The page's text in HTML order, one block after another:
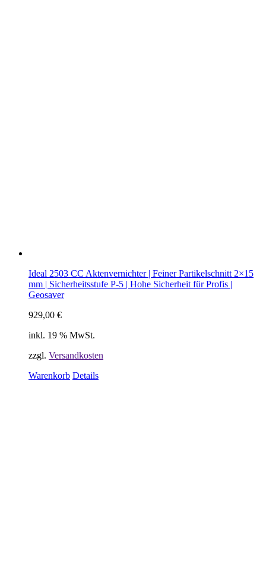
Ideal 2503 CC Aktenvernichter | Feiner Partikelschnitt 2×15
mm | Sicherheitsstufe P-5 | Hohe Sicherheit für Profis |
Geosaver
929,00 €
inkl. 19 % MwSt.
zzgl. Versandkosten
Warenkorb Details